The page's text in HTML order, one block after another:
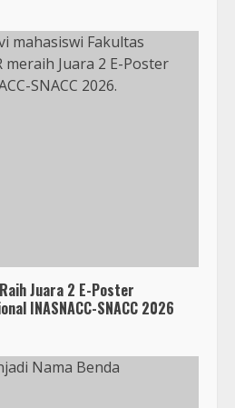
Juara 2 E-Poster
INASNACC-SNACC 2026